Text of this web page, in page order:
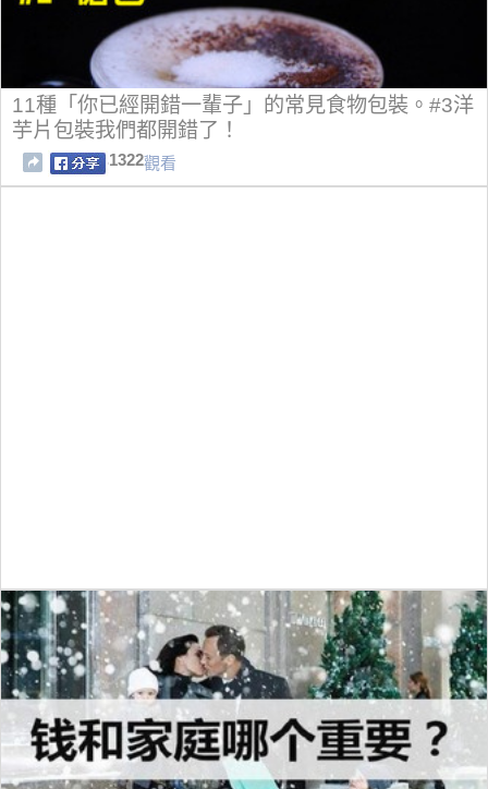
11種「你已經開錯一輩子」的常見食物包裝。#3洋
芋片包裝我們都開錯了！
1322觀看